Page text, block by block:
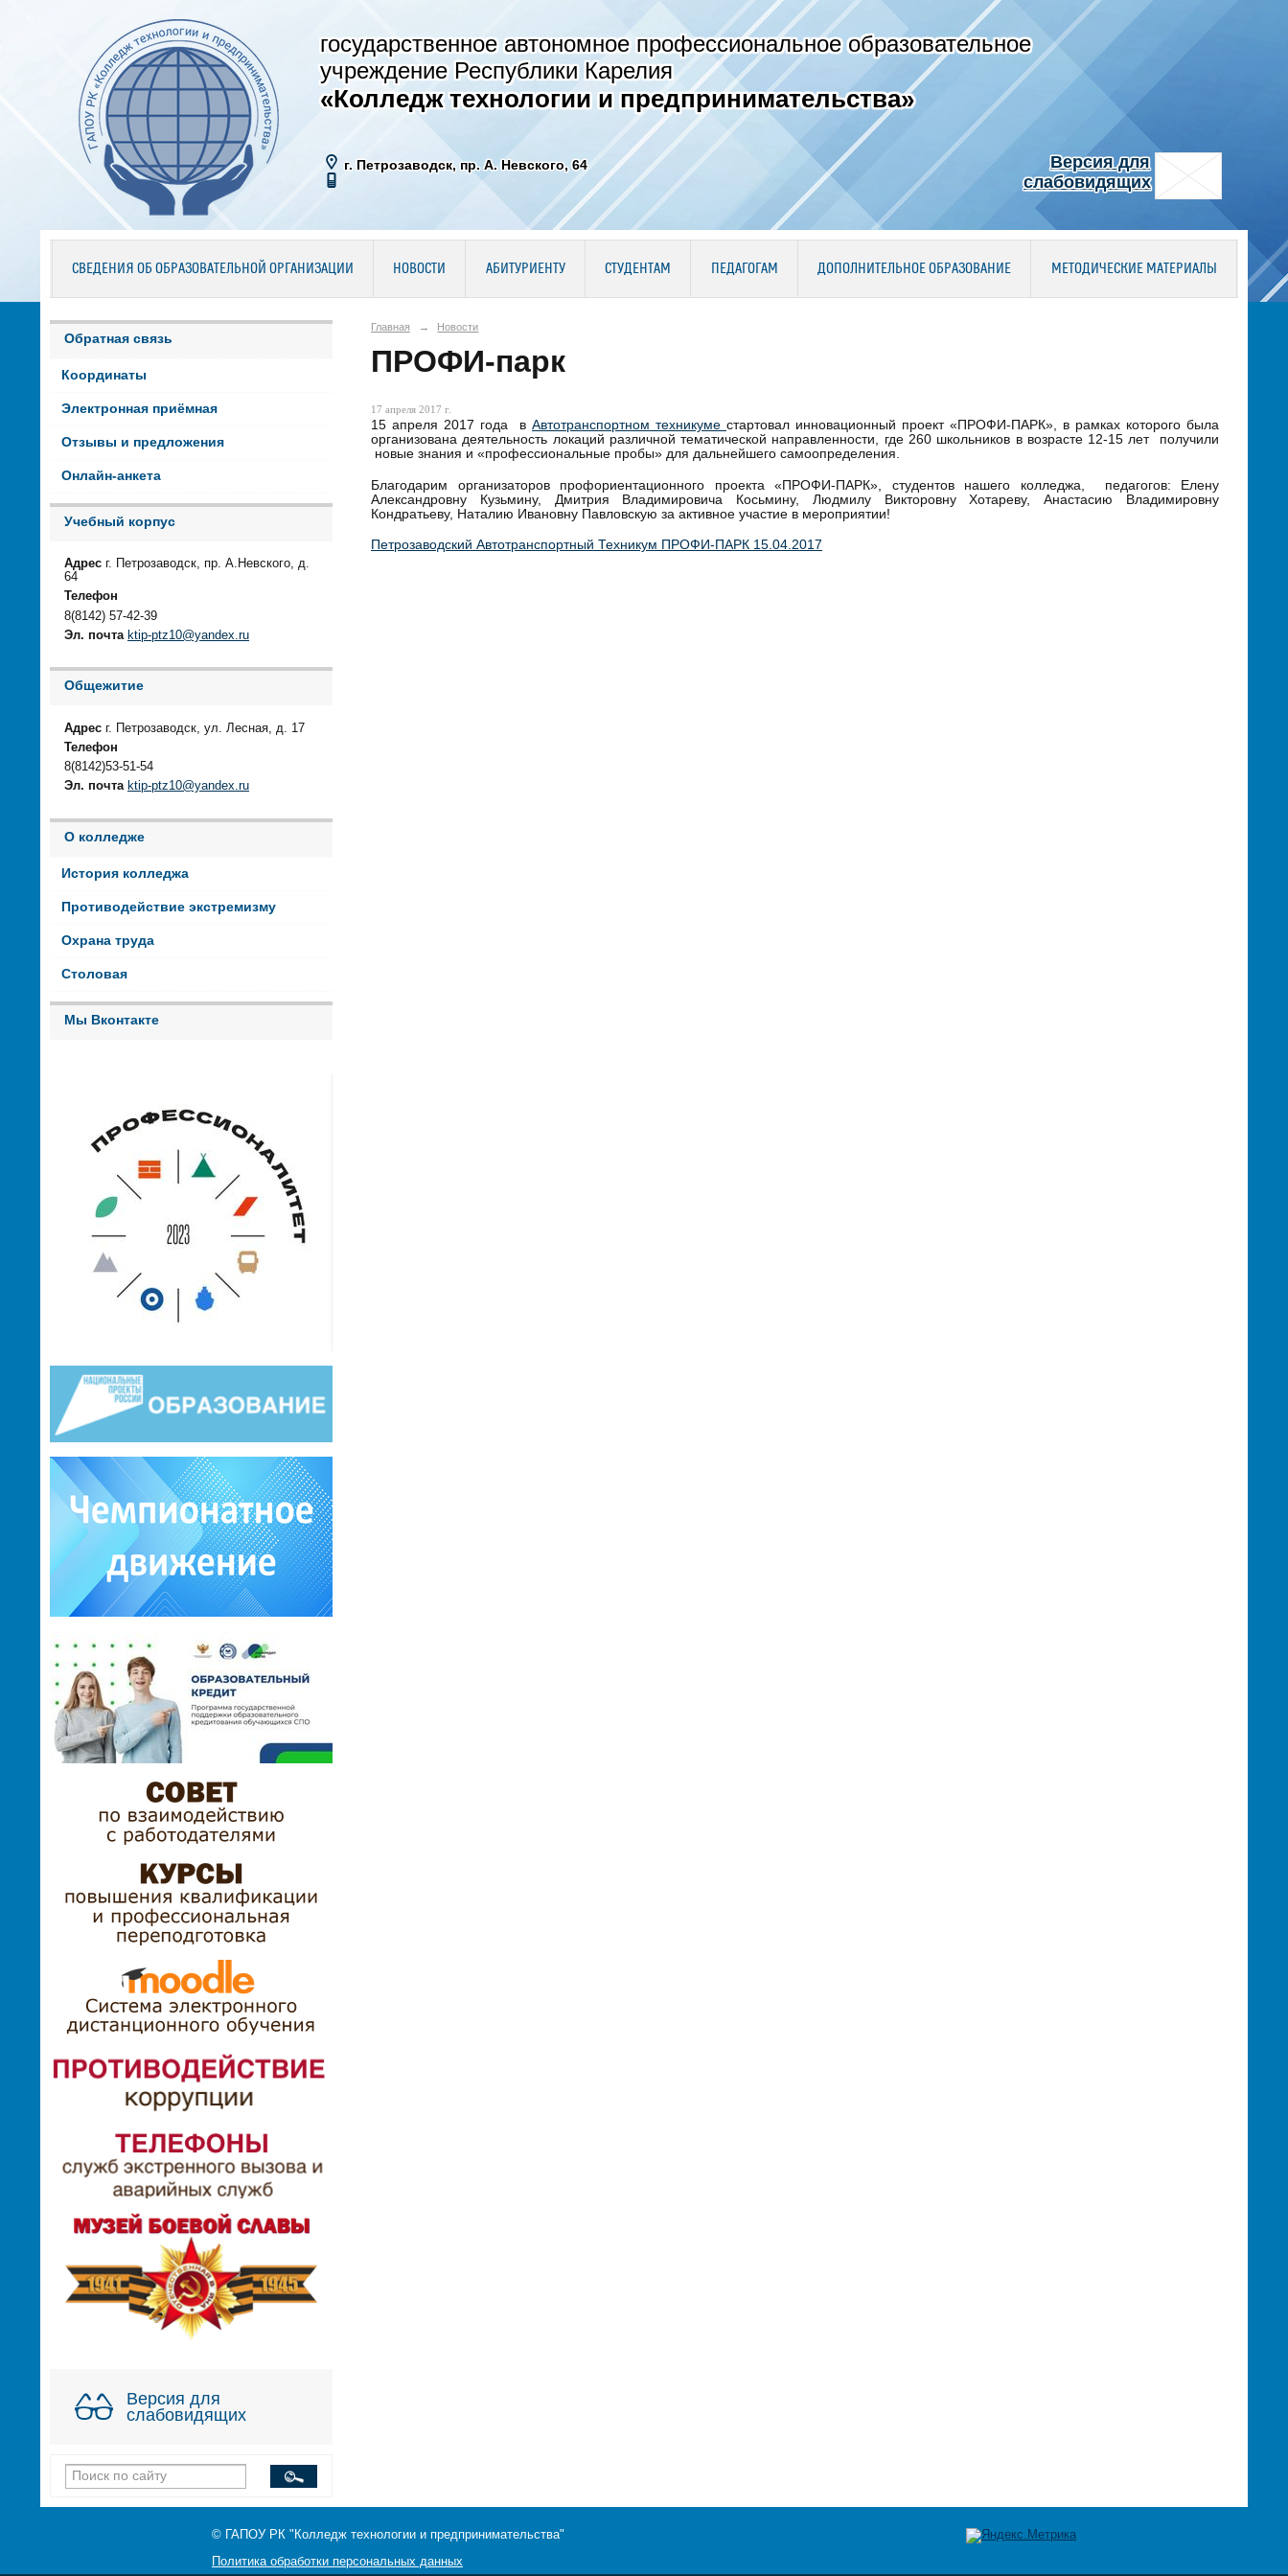
государственное автономное профессиональное образовательное
учреждение Республики Карелия
«Колледж технологии и предпринимательства»
г. Петрозаводск, пр. А. Невского, 64
Версия для
слабовидящих
СВЕДЕНИЯ ОБ ОБРАЗОВАТЕЛЬНОЙ ОРГАНИЗАЦИИ НОВОСТИ АБИТУРИЕНТУ СТУДЕНТАМ ПЕДАГОГАМ ДОПОЛНИТЕЛЬНОЕ ОБРАЗОВАНИЕ МЕТОДИЧЕСКИЕ МАТЕРИАЛЫ
Обратная связь
Координаты
Электронная приёмная
Отзывы и предложения
Онлайн-анкета
Учебный корпус
Адрес г. Петрозаводск, пр. А.Невского, д.
64
Телефон
8(8142) 57-42-39
Эл. почта ktip-ptz10@yandex.ru
Общежитие
Адрес г. Петрозаводск, ул. Лесная, д. 17
Телефон
8(8142)53-51-54
Эл. почта ktip-ptz10@yandex.ru
О колледже
История колледжа
Противодействие экстремизму
Охрана труда
Столовая
Мы Вконтакте
Версия для
слабовидящих
Главная → Новости
ПРОФИ-парк
17 апреля 2017 г.
15 апреля 2017 года в Автотранспортном техникуме стартовал инновационный проект «ПРОФИ-ПАРК», в рамках которого была
организована деятельность локаций различной тематической направленности, где 260 школьников в возрасте 12-15 лет получили
новые знания и «профессиональные пробы» для дальнейшего самоопределения.
Благодарим организаторов профориентационного проекта «ПРОФИ-ПАРК», студентов нашего колледжа, педагогов: Елену
Александровну Кузьмину, Дмитрия Владимировича Косьмину, Людмилу Викторовну Хотареву, Анастасию Владимировну
Кондратьеву, Наталию Ивановну Павловскую за активное участие в мероприятии!
Петрозаводский Автотранспортный Техникум ПРОФИ-ПАРК 15.04.2017
© ГАПОУ РК "Колледж технологии и предпринимательства"
Политика обработки персональных данных